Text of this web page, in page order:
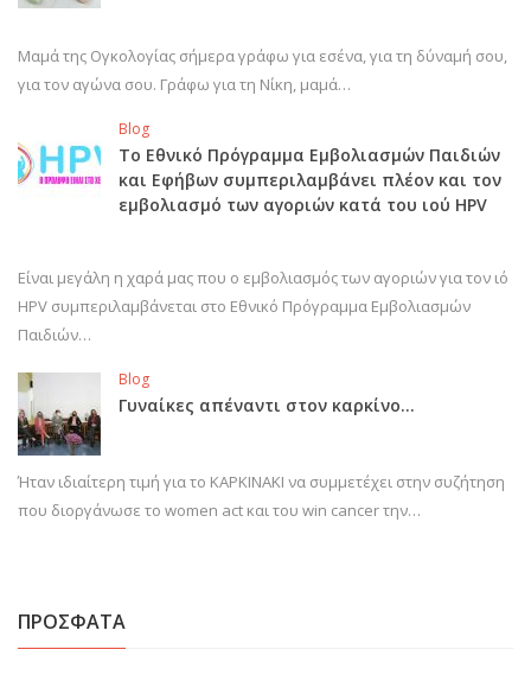
Μαμά της Ογκολογίας σήμερα γράφω για εσένα, για τη δύναμή σου,
για τον αγώνα σου. Γράφω για τη Νίκη, μαμά…
Blog
Το Εθνικό Πρόγραμμα Εμβολιασμών Παιδιών
και Εφήβων συμπεριλαμβάνει πλέον και τον
εμβολιασμό των αγοριών κατά του ιού HPV
Είναι μεγάλη η χαρά μας που ο εμβολιασμός των αγοριών για τον ιό
HPV συμπεριλαμβάνεται στο Εθνικό Πρόγραμμα Εμβολιασμών
Παιδιών…
Blog
Γυναίκες απέναντι στον καρκίνο…
Ήταν ιδιαίτερη τιμή για το ΚΑΡΚΙΝΑΚΙ να συμμετέχει στην συζήτηση
που διοργάνωσε το women act και του win cancer την…
ΠΡΟΣΦΑΤΑ